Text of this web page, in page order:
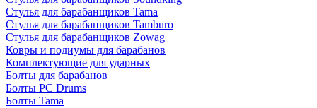
Стулья для барабанщиков Tama
Стулья для барабанщиков Tamburo
Стулья для барабанщиков Zowag
Ковры и подиумы для барабанов
Комплектующие для ударных
Болты для барабанов
Болты PC Drums
Болты Tama